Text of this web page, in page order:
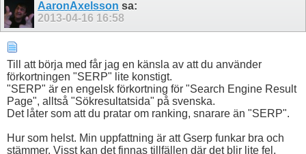
AaronAxelsson sa:
2013-04-16 16:58
Till att börja med får jag en känsla av att du använder
förkortningen "SERP" lite konstigt.
"SERP" är en engelsk förkortning för "Search Engine Result
Page", alltså "Sökresultatsida" på svenska.
Det låter som att du pratar om ranking, snarare än "SERP".
Hur som helst. Min uppfattning är att Gserp funkar bra och
stämmer. Visst kan det finnas tillfällen där det blir lite fel,